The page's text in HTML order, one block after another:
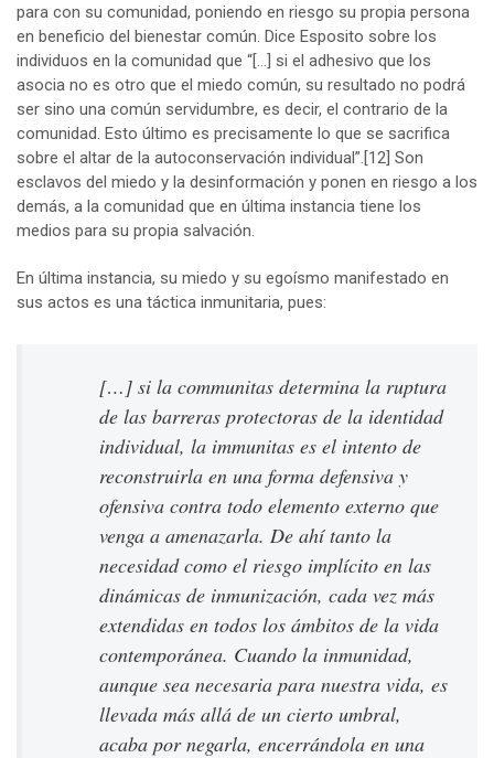
para con su comunidad, poniendo en riesgo su propia persona
en beneficio del bienestar común. Dice Esposito sobre los
individuos en la comunidad que “[…] si el adhesivo que los
asocia no es otro que el miedo común, su resultado no podrá
ser sino una común servidumbre, es decir, el contrario de la
comunidad. Esto último es precisamente lo que se sacrifica
sobre el altar de la autoconservación individual”.[12] Son
esclavos del miedo y la desinformación y ponen en riesgo a los
demás, a la comunidad que en última instancia tiene los
medios para su propia salvación.
En última instancia, su miedo y su egoísmo manifestado en
sus actos es una táctica inmunitaria, pues:
[…] si la communitas determina la ruptura
de las barreras protectoras de la identidad
individual, la immunitas es el intento de
reconstruirla en una forma defensiva y
ofensiva contra todo elemento externo que
venga a amenazarla. De ahí tanto la
necesidad como el riesgo implícito en las
dinámicas de inmunización, cada vez más
extendidas en todos los ámbitos de la vida
contemporánea. Cuando la inmunidad,
aunque sea necesaria para nuestra vida, es
llevada más allá de un cierto umbral,
acaba por negarla, encerrándola en una